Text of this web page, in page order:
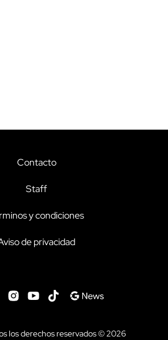
Contacto
Staff
y condiciones
de privacidad
los derechos reservados © 2026